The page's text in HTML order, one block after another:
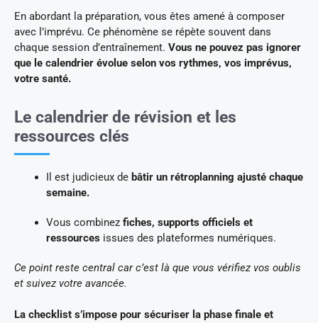
En abordant la préparation, vous êtes amené à composer
avec l’imprévu. Ce phénomène se répète souvent dans
chaque session d’entraînement. Vous ne pouvez pas ignorer
que le calendrier évolue selon vos rythmes, vos imprévus,
votre santé.
Le calendrier de révision et les
ressources clés
Il est judicieux de bâtir un rétroplanning ajusté chaque
semaine.
Vous combinez fiches, supports officiels et
ressources issues des plateformes numériques.
Ce point reste central car c’est là que vous vérifiez vos oublis
et suivez votre avancée.
La checklist s’impose pour sécuriser la phase finale et